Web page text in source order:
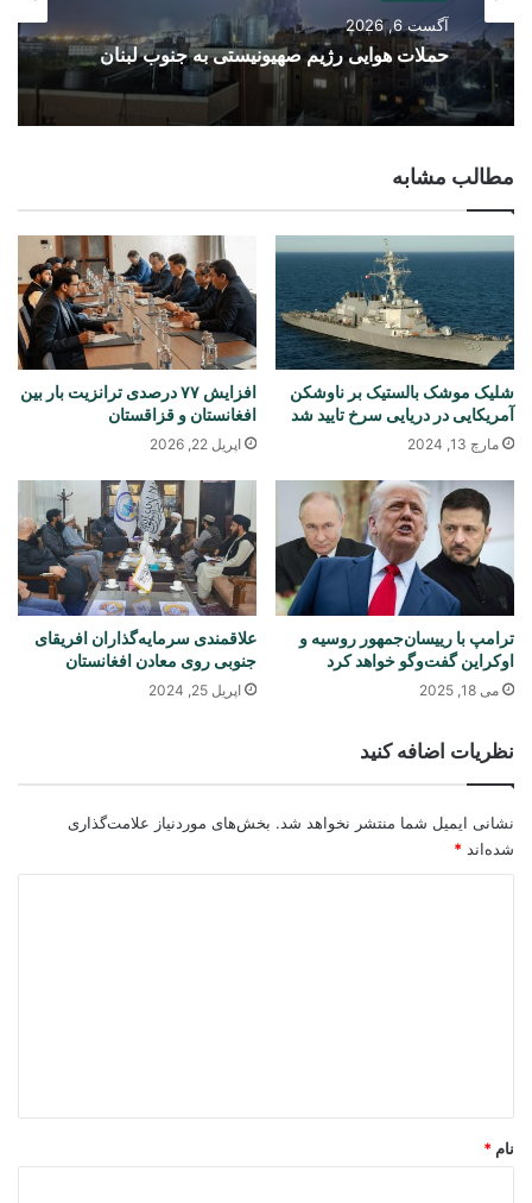
آگست 6, 2026
حملات هوایی رژیم صهیونیستی به جنوب لبنان
مطالب مشابه
شلیک موشک بالستیک بر ناوشکن
آمریکایی در دریایی سرخ تایید شد
مارچ 13, 2024
افزایش ۷۷ درصدی ترانزیت بار بین
افغانستان و قزاقستان
اپریل 22, 2026
ترامپ با رییسان‌جمهور روسیه و
اوکراین گفت‌وگو خواهد کرد
می 18, 2025
علاقمندی سرمایه‌گذاران افریقای
جنوبی روی معادن افغانستان
اپریل 25, 2024
نظریات اضافه کنید
نشانی ایمیل شما منتشر نخواهد شد. بخش‌های موردنیاز علامت‌گذاری
شده‌اند *
نام *